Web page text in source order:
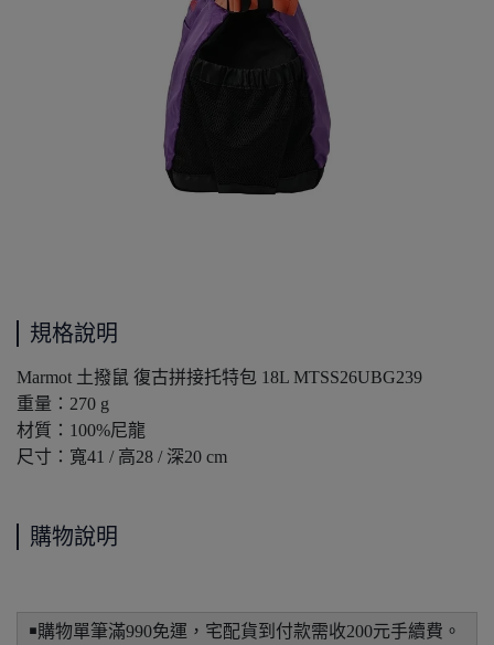
規格說明
Marmot 土撥鼠 復古拼接托特包 18L MTSS26UBG239
重量：270 g
材質：100%尼龍
尺寸：寬41 / 高28 / 深20 cm
購物說明
￭購物單筆滿990免運，宅配貨到付款需收200元手續費。